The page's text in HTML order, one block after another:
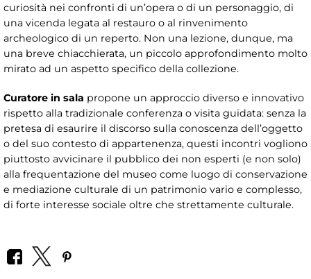
curiosità nei confronti di un’opera o di un personaggio, di
una vicenda legata al restauro o al rinvenimento
archeologico di un reperto. Non una lezione, dunque, ma
una breve chiacchierata, un piccolo approfondimento molto
mirato ad un aspetto specifico della collezione.
Curatore in sala propone un approccio diverso e innovativo
rispetto alla tradizionale conferenza o visita guidata: senza la
pretesa di esaurire il discorso sulla conoscenza dell’oggetto
o del suo contesto di appartenenza, questi incontri vogliono
piuttosto avvicinare il pubblico dei non esperti (e non solo)
alla frequentazione del museo come luogo di conservazione
e mediazione culturale di un patrimonio vario e complesso,
di forte interesse sociale oltre che strettamente culturale.